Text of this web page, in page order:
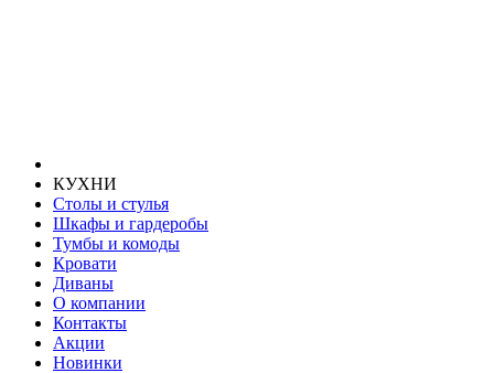
КУХНИ
Столы и стулья
Шкафы и гардеробы
Тумбы и комоды
Кровати
Диваны
О компании
Контакты
Акции
Новинки